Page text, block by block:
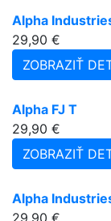
Alpha
29,90 €
ZOBRAZIŤ
Alpha FJ T
29,90 €
ZOBRAZIŤ
Alpha
29,90 €